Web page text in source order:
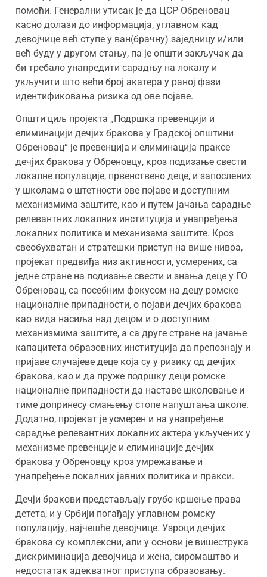
помоћи. Генерални утисак је да ЦСР Обреновац
касно долази до информација, углавном кад
девојчице већ ступе у ван(брачну) заједницу и/или
већ буду у другом стању, па је општи закључак да
би требало унапредити сарадњу на локалу и
укључити што већи број акатера у раној фази
идентификовања ризика од ове појаве.
Општи циљ пројекта „Подршка превенцији и
елиминацији дечјих бракова у Градској општини
Обреновац“ је превенција и елиминација праксе
дечјих бракова у Обреновцу, кроз подизање свести
локалне популације, првенствено деце, и запослених
у школама о штетности ове појаве и доступним
механизмима заштите, као и путем јачања сарадње
релевантних локалних институција и унапређења
локалних политика и механизама заштите. Кроз
свеобухватан и стратешки приступ на више нивоа,
пројекат предвиђа низ активности, усмерених, са
једне стране на подизање свести и знања деце у ГО
Обреновац, са посебним фокусом на децу ромске
националне припадности, о појави дечјих бракова
као вида насиља над децом и о доступним
механизмима заштите, а са друге стране на јачање
капацитета образовних институција да препознају и
пријаве случајеве деце која су у ризику од дечјих
бракова, као и да пруже подршку деци ромске
националне припадности да наставе школовање и
тиме допринесу смањењу стопе напуштања школе.
Додатно, пројекат је усмерен и на унапређење
сарадње релевантних локалних актера укључених у
механизме превенције и елиминације дечјих
бракова у Обреновцу кроз умрежавање и
унапређење локалних јавних политика и пракси.
Дечји бракови представљају грубо кршење права
детета, и у Србији погађају углавном ромску
популацију, најчешће девојчице. Узроци дечјих
бракова су комплексни, али у основи је вишеструка
дискриминација девојчица и жена, сиромаштво и
недостатак адекватног приступа образовању.